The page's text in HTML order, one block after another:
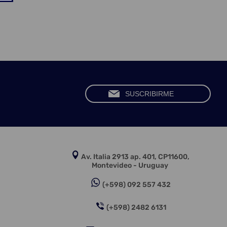
Av. Italia 2913 ap. 401, CP11600,
Montevideo - Uruguay
(+598) 092 557 432
(+598) 2482 6131